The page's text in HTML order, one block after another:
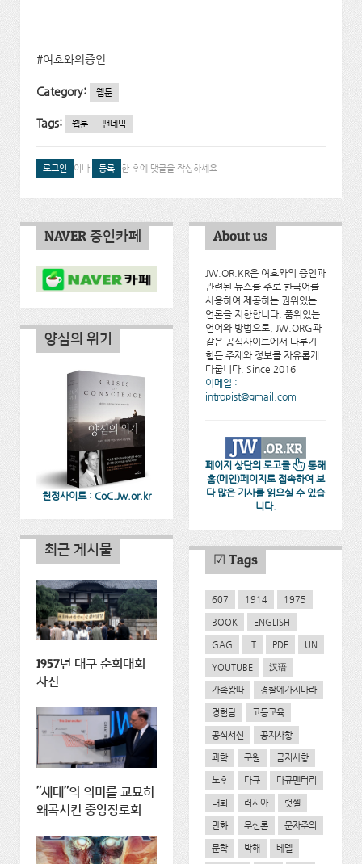
#여호와의증인
Category: 웹툰
Tags: 웹툰 팬데믹
로그인 이나 등록 한 후에 댓글을 작성하세요
NAVER 증인카페 About us
JW.OR.KR은 여호와의 증인과
관련된 뉴스를 주로 한국어를
사용하여 제공하는 권위있는
언론을 지향합니다. 품위있는
언어와 방법으로, JW.ORG과
같은 공식사이트에서 다루기
힘든 주제와 정보를 자유롭게
다룹니다. Since 2016
이메일 :
intropist@gmail.com
페이지 상단의 로고를
통해
홈(메인)페이지로 접속하여 보
다 많은 기사를 읽으실 수 있습
니다.
양심의 위기
헌정사이트 : CoC.Jw.or.kr
최근 게시물
1957년 대구 순회대회
사진
"세대"의 의미를 교묘히
왜곡시킨 중앙장로회
☑ Tags
607 1914 1975
BOOK ENGLISH
GAG IT PDF UN
YOUTUBE 汉语
가족왕따 경찰에가지마라
경험담 고등교육
공식서신 공지사항
과학 구원 금지사항
노후 다큐 다큐멘터리
대회 러시아 럿셀
만화 무신론 문자주의
문학 박해 베델